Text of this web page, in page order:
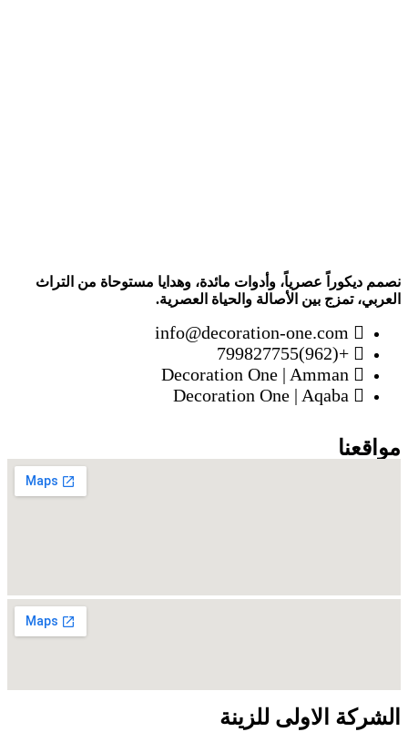
نصمم ديكوراً عصرياً، وأدوات مائدة، وهدايا مستوحاة من التراث
العربي، تمزج بين الأصالة والحياة العصرية.
info@decoration-one.com
+(962)799827755
Decoration One | Amman
Decoration One | Aqaba
مواقعنا
الشركة الاولى للزينة